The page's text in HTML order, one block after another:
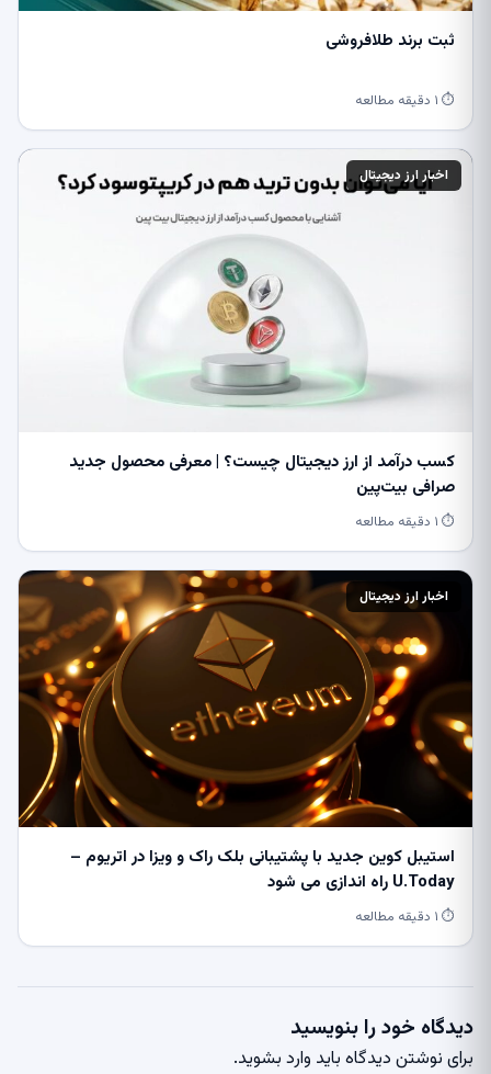
ثبت برند طلافروشی
⏱ ۱ دقیقه مطالعه
اخبار ارز دیجیتال
کسب درآمد از ارز دیجیتال چیست؟ | معرفی محصول جدید
صرافی بیت‌پین
⏱ ۱ دقیقه مطالعه
اخبار ارز دیجیتال
استیبل کوین جدید با پشتیبانی بلک راک و ویزا در اتریوم –
U.Today راه اندازی می شود
⏱ ۱ دقیقه مطالعه
دیدگاه خود را بنویسید
برای نوشتن دیدگاه باید وارد بشوید.